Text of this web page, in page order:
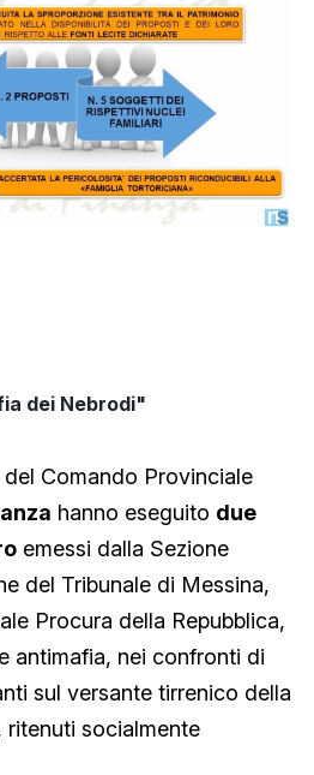
dei Nebrodi"
del Comando Provinciale
hanno eseguito due
emessi dalla Sezione
del Tribunale di Messina,
Procura della Repubblica,
antimafia, nei confronti di
sul versante tirrenico della
ritenuti socialmente